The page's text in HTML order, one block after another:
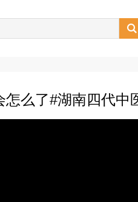

么了#湖南四代中